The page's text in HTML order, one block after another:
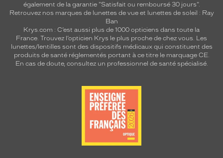
également de la garantie "Satisfait ou remboursé 30 jours".
Retrouvez nos marques de lunettes de vue et lunettes de soleil : Ray
Ban
Krys.com : C’est aussi plus de 1000 opticiens dans toute la
France. Trouvez l’opticien Krys le plus proche de chez vous. Les
lunettes/lentilles sont des dispositifs médicaux qui constituent des
produits de santé réglementés portant à ce titre le marquage CE.
En cas de doute, consultez un professionnel de santé spécialisé.